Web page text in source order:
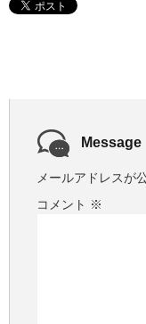
Message
メールアドレスが
コメント ※